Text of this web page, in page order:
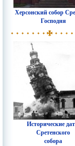
Херсонский собор
Господня
Исторические
Сретенского
собора